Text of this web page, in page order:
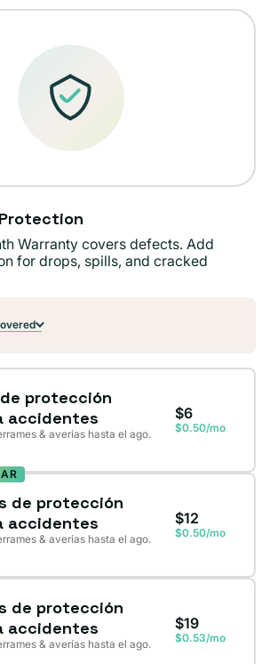
Warranty covers defects. Add
for drops, spills, and cracked
de protección
accidentes
& averías hasta el ago.
$6
$0.50/mo
de protección
accidentes
& averías hasta el ago.
$12
$0.50/mo
de protección
accidentes
& averías hasta el ago.
$19
$0.53/mo